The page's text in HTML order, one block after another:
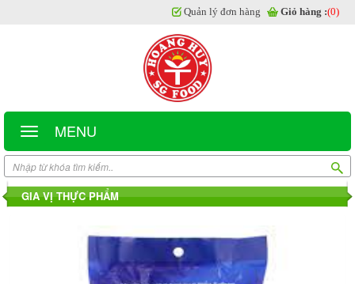
MENU
Quản lý đơn hàng Giỏ hàng :(0)
GIA VỊ THỰC PHẨM